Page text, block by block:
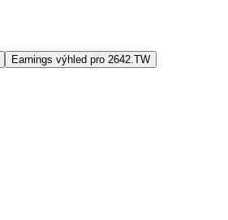
Earnings výhled pro 2642.TW